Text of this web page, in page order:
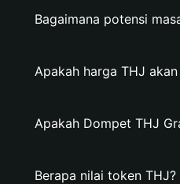
Bagaimana potensi
Apakah harga THJ
Apakah Dompet THJ
Berapa nilai token THJ?